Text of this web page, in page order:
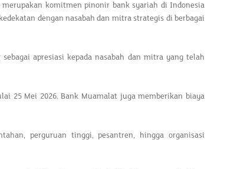
merupakan komitmen pinonir bank syariah di Indonesia
dengan nasabah dan mitra strategis di berbagai
apresiasi kepada nasabah dan mitra yang telah
25 Mei 2026. Bank Muamalat juga memberikan biaya
perguruan tinggi, pesantren, hingga organisasi